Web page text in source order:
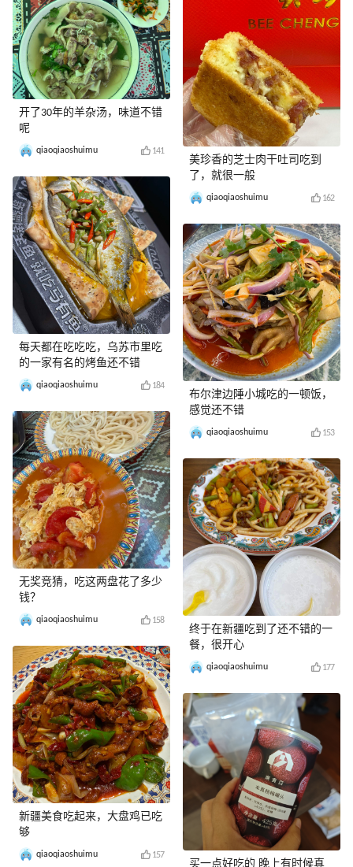
开了30年的羊杂汤，味道不错
呢
qiaoqiaoshuimu 141
每天都在吃吃吃，乌苏市里吃
的一家有名的烤鱼还不错
qiaoqiaoshuimu 184
无奖竞猜，吃这两盘花了多少
钱？
qiaoqiaoshuimu 158
新疆美食吃起来，大盘鸡已吃
够
qiaoqiaoshuimu 157
美珍香的芝士肉干吐司吃到
了，就很一般
qiaoqiaoshuimu 162
布尔津边陲小城吃的一顿饭，
感觉还不错
qiaoqiaoshuimu 153
终于在新疆吃到了还不错的一
餐，很开心
qiaoqiaoshuimu 177
买一点好吃的 晚上有时候真